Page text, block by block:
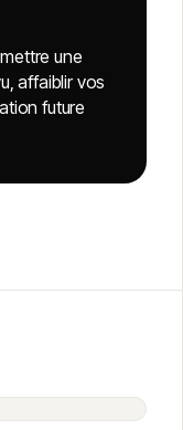
une
affaiblir vos
future